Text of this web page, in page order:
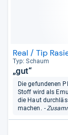
Real / Tip
Typ: Schaum
„gut“
Die gefundenen
Stoff wird als
die Haut
machen. -